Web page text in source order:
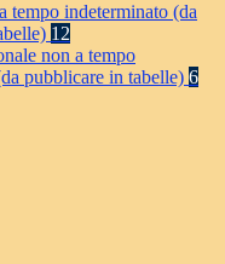
tempo indeterminato (da
12
non a tempo
pubblicare in tabelle) 6